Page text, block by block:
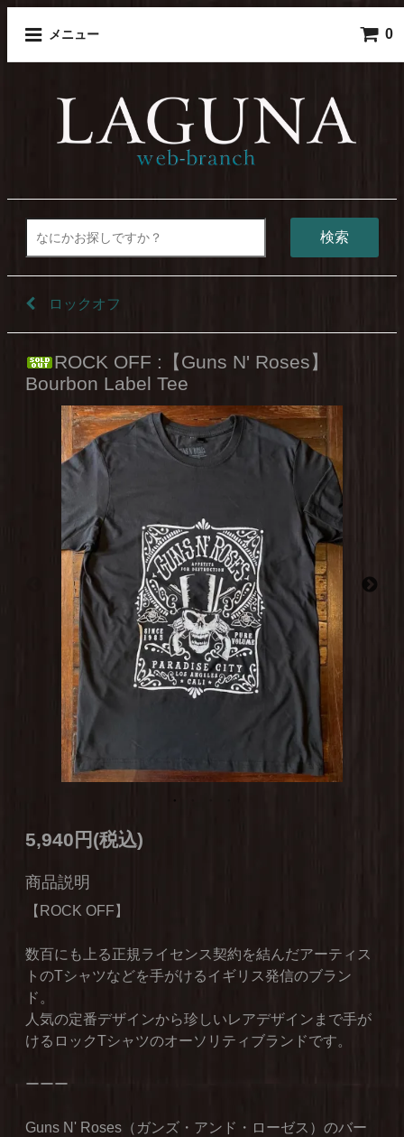
メニュー 0
検索
ロックオフ
ROCK OFF :【Guns N' Roses】
Bourbon Label Tee
5,940円(税込)
商品説明
【ROCK OFF】
数百にも上る正規ライセンス契約を結んだアーティス
トのTシャツなどを手がけるイギリス発信のブラン
ド。
人気の定番デザインから珍しいレアデザインまで手が
けるロックTシャツのオーソリティブランドです。
ーーー
Guns N' Roses（ガンズ・アンド・ローゼス）のバー